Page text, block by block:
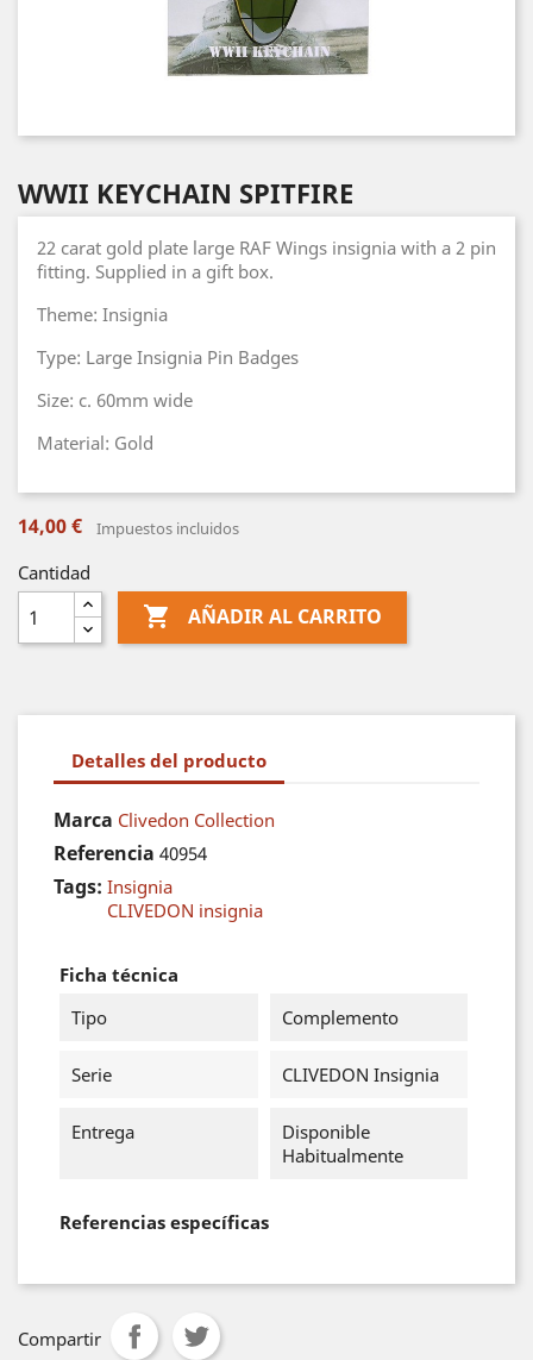
WWII KEYCHAIN SPITFIRE
22 carat gold plate large RAF Wings insignia with a 2 pin
fitting. Supplied in a gift box.
Theme: Insignia
Type: Large Insignia Pin Badges
Size: c. 60mm wide
Material: Gold
14,00 € Impuestos incluidos
Cantidad
 AÑADIR AL CARRITO
Detalles del producto
Marca Clivedon Collection
Referencia 40954
Tags: Insignia
CLIVEDON insignia
Ficha técnica
Tipo
Complemento
Serie CLIVEDON Insignia
Entrega
Disponible
Habitualmente
Referencias específicas
Compartir